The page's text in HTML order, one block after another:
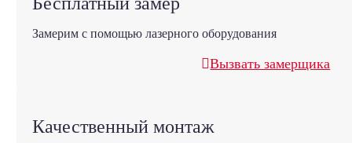
Замерим с помощью лазерного оборудования
Вызвать замерщика
Качественный монтаж